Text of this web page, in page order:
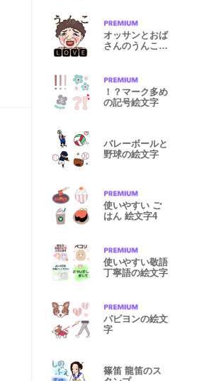
オッサンとおば
さんのうんこス
！？マーク多め
の記号絵文字
バレーボールと
野球の絵文字
使いやすい ご
はん 絵文字4
使いやすい敬語
丁寧語の絵文字
パピヨンの絵文
字
篠笛 龍笛のス